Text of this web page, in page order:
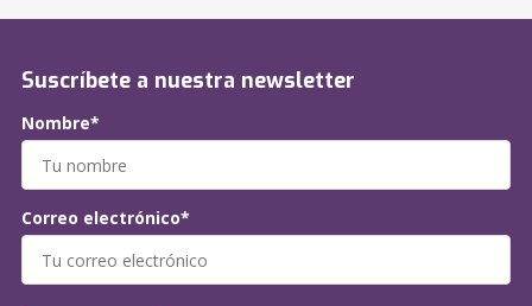
Suscríbete a nuestra newsletter
Nombre*
Correo electrónico*